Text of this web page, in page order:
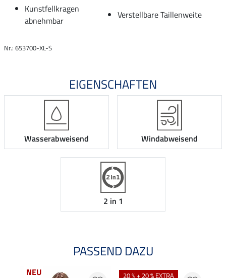
Kunstfellkragen
abnehmbar
Verstellbare Taillenweite
Nr.: 653700-XL-S
EIGENSCHAFTEN
Wasserabweisend Windabweisend
2 in 1
PASSEND DAZU
NEU 20 % + 20 % EXTRA